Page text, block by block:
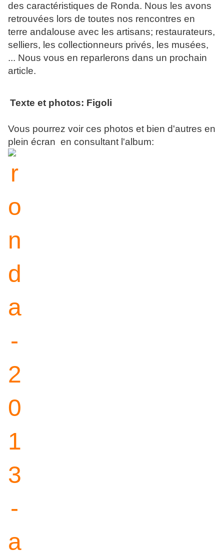
des caractéristiques de Ronda. Nous les avons
retrouvées lors de toutes nos rencontres en
terre andalouse avec les artisans; restaurateurs,
selliers, les collectionneurs privés, les musées,
... Nous vous en reparlerons dans un prochain
article.
Texte et photos: Figoli
Vous pourrez voir ces photos et bien d'autres en
plein écran en consultant l'album: